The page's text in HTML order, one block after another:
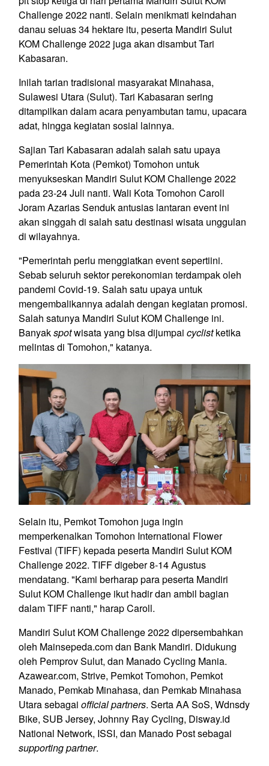
Challenge 2022 nanti. Selain menikmati keindahan
danau seluas 34 hektare itu, peserta Mandiri Sulut
KOM Challenge 2022 juga akan disambut Tari
Kabasaran.
Inilah tarian tradisional masyarakat Minahasa,
Sulawesi Utara (Sulut). Tari Kabasaran sering
ditampilkan dalam acara penyambutan tamu, upacara
adat, hingga kegiatan sosial lainnya.
Sajian Tari Kabasaran adalah salah satu upaya
Pemerintah Kota (Pemkot) Tomohon untuk
menyukseskan Mandiri Sulut KOM Challenge 2022
pada 23-24 Juli nanti. Wali Kota Tomohon Caroll
Joram Azarias Senduk antusias lantaran event ini
akan singgah di salah satu destinasi wisata unggulan
di wilayahnya.
"Pemerintah perlu menggiatkan event sepertiini.
Sebab seluruh sektor perekonomian terdampak oleh
pandemi Covid-19. Salah satu upaya untuk
mengembalikannya adalah dengan kegiatan promosi.
Salah satunya Mandiri Sulut KOM Challenge ini.
Banyakspotwisata yang bisa dijumpai cyclistketika
melintas di Tomohon," katanya.
Selain itu, Pemkot Tomohon juga ingin
memperkenalkan Tomohon International Flower
Festival (TIFF) kepada peserta Mandiri Sulut KOM
Challenge 2022. TIFF digeber 8-14 Agustus
mendatang. "Kami berharap para peserta Mandiri
Sulut KOM Challenge ikut hadir dan ambil bagian
dalam TIFF nanti," harap Caroll.
Mandiri Sulut KOM Challenge 2022 dipersembahkan
oleh Mainsepeda.com dan Bank Mandiri. Didukung
oleh Pemprov Sulut, dan Manado Cycling Mania.
Azawear.com, Strive, Pemkot Tomohon, Pemkot
Manado, Pemkab Minahasa, dan Pemkab Minahasa
Utara sebagai official partners. Serta AA SoS, Wdnsdy
Bike, SUB Jersey, Johnny Ray Cycling, Disway.id
National Network, ISSI, dan Manado Post sebagai
supporting partner.